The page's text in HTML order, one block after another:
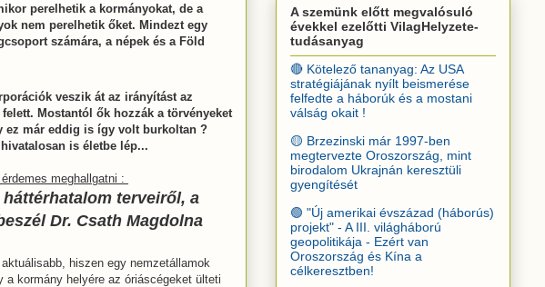
perelhetik a kormányokat, de a
nem perelhetik őket. Mindezt egy
számára, a népek és a Föld
veszik át az irányítást az
Mostantól ők hozzák a törvényeket
ez már eddig is így volt burkoltan ?
is életbe lép...
meghallgatni :
háttérhatalom terveiről, a
Dr. Csath Magdolna
hiszen egy nemzetállamok
kormány helyére az óriáscégeket ülteti
A szemünk előtt megvalósuló
évekkel ezelőtti VilagHelyzete-
tudásanyag
🔴 Kötelező tananyag: Az USA
stratégiájának nyílt beismerése
felfedte a háborúk és a mostani
válság okait !
🟡 Brzezinski már 1997-ben
megtervezte Oroszország, mint
birodalom Ukrajnán keresztüli
gyengítését
🟢 "Új amerikai évszázad (háborús)
projekt" - A III. világháború
geopolitikája - Ezért van
Oroszország és Kína a
célkeresztben!